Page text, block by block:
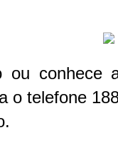
conhece
o telefone